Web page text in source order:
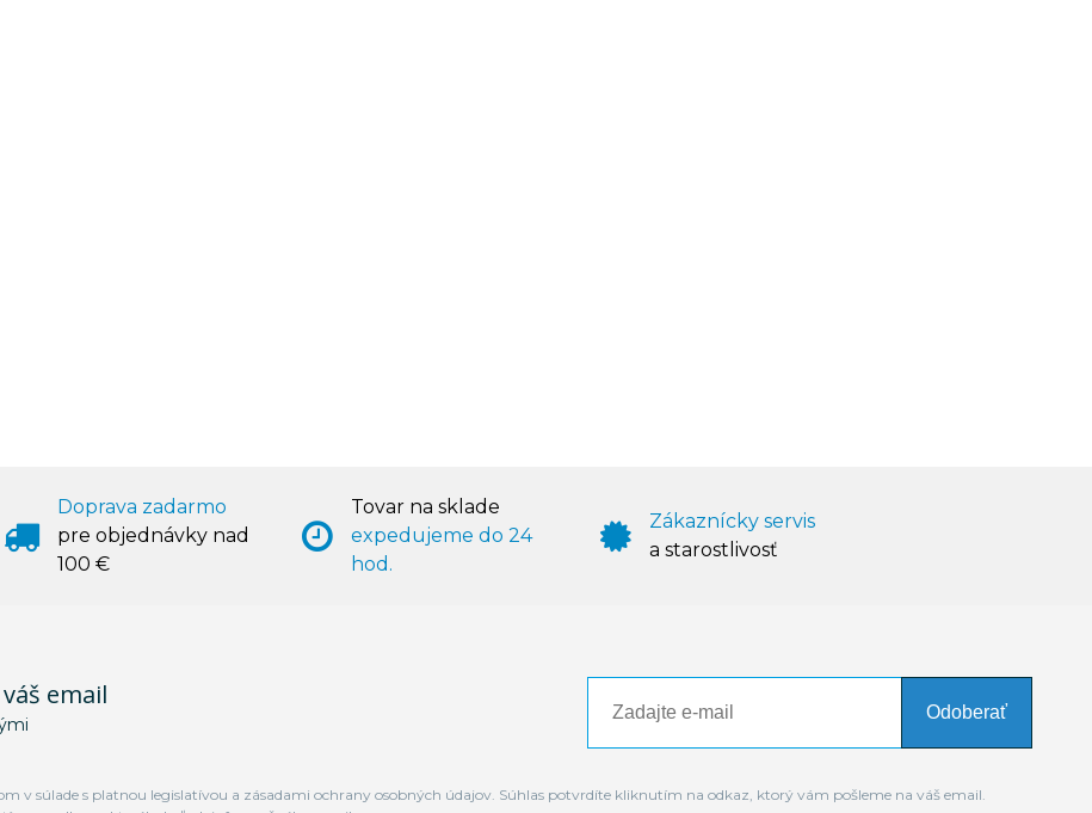
Doprava zadarmo
pre objednávky nad
100 €
Tovar na sklade
expedujeme do 24
hod.
Zákaznícky servis
a starostlivosť
email
Odoberať
v súlade s platnou legislatívou a zásadami ochrany osobných údajov. Súhlas potvrdíte kliknutím na odkaz, ktorý vám pošleme na váš email.